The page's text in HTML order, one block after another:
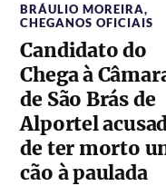
BRÁULIO MOREIRA,
CHEGANOS OFICIAIS
Candidato do
Chega à
de São Brás de
Alportel
de ter morto
cão à paulada